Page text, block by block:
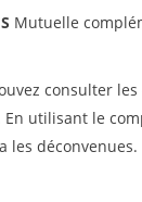
Mutuelle
consulter
En utilisant le
les